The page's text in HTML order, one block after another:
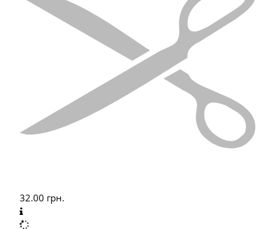
32.00 грн.